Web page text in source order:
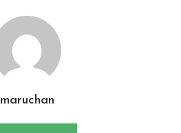
maruchan